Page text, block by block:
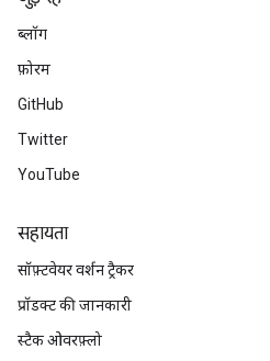
ब्लॉग
फ़ोरम
GitHub
Twitter
YouTube
सहायता
सॉफ़्टवेयर वर्शन ट्रैकर
प्रॉडक्ट की जानकारी
स्टैक ओवरफ़्लो